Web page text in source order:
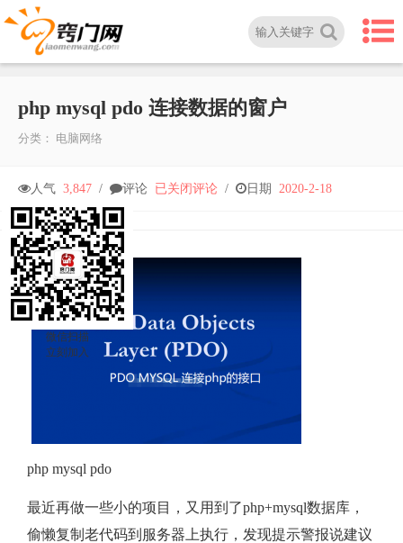
php mysql pdo 连接数据的窗户
分类： 电脑网络
人气 3,847 / 评论 php
连
的
已关闭评论 / 日期 2020-2-18
php mysql pdo
最近再做一些小的项目，又用到了php+mysql数据库，
偷懒复制老代码到服务器上执行，发现提示警报说建议
微信扫描
立刻加入